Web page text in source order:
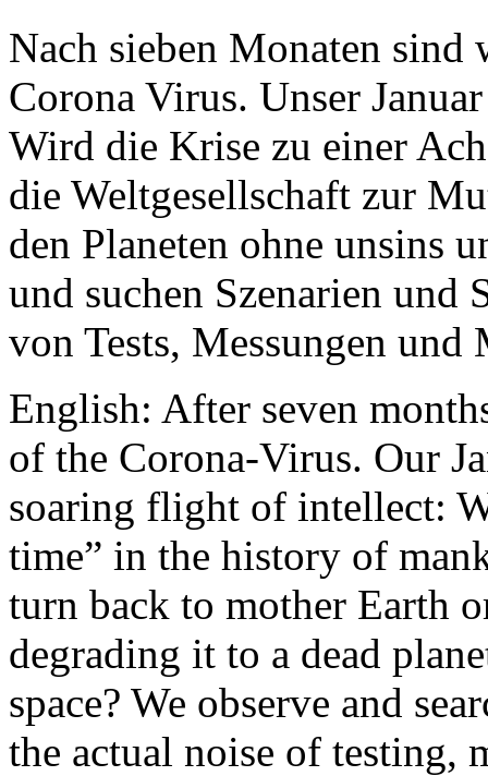
Nach sieben Monaten
Corona Virus. Unser
Wird die Krise zu einer
die Weltgesellschaft zur
den Planeten ohne unsins
und suchen Szenarien und
von Tests, Messungen und
English: After seven
of the Corona-Virus. Our
soaring flight of intellect:
time” in the history of
turn back to mother Earth
degrading it to a dead
space? We observe and
the actual noise of testing,